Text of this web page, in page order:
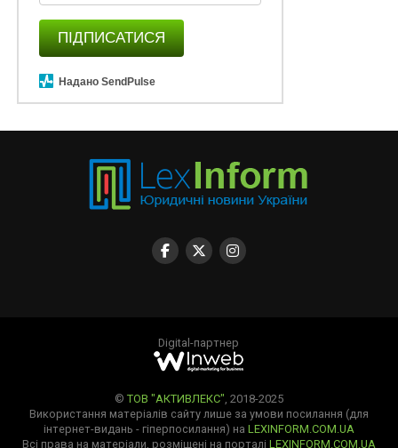
ПІДПИСАТИСЯ
Надано SendPulse
Digital-партнер
© ТОВ "АКТИВЛЕКС" , 2018-2025
Використання матеріалів сайту лише за умови посилання (для
інтернет-видань - гіперпосилання) на LEXINFORM.COM.UA
Всі права на матеріали, розміщені на порталі LEXINFORM.COM.UA